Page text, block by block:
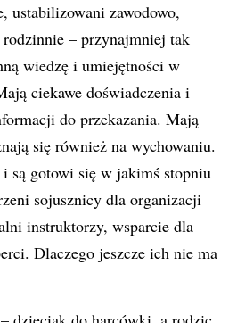
ustabilizowani zawodowo,
rodzinnie – przynajmniej tak
wiedzę i umiejętności w
ciekawe doświadczenia i
do przekazania. Mają
się również na wychowaniu.
są gotowi się w jakimś stopniu
sojusznicy dla organizacji
instruktorzy, wsparcie dla
Dlaczego jeszcze ich nie ma